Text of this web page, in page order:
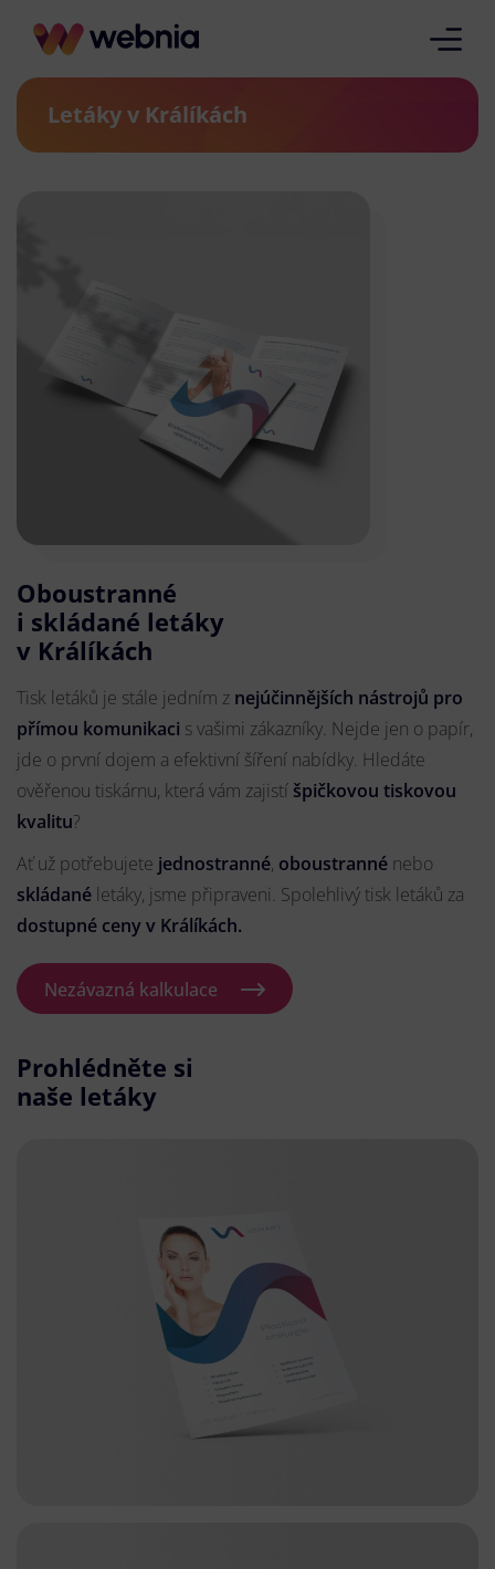
Letáky v Králíkách
Oboustranné
i skládané letáky
v Králíkách
Tisk letáků je stále jedním z nejúčinnějších nástrojů pro
přímou komunikaci s vašimi zákazníky. Nejde jen o papír,
jde o první dojem a efektivní šíření nabídky. Hledáte
ověřenou tiskárnu, která vám zajistí špičkovou tiskovou
kvalitu?
Ať už potřebujete jednostranné, oboustranné nebo
skládané letáky, jsme připraveni. Spolehlivý tisk letáků za
dostupné ceny v Králíkách.
Nezávazná kalkulace
Prohlédněte si
naše letáky